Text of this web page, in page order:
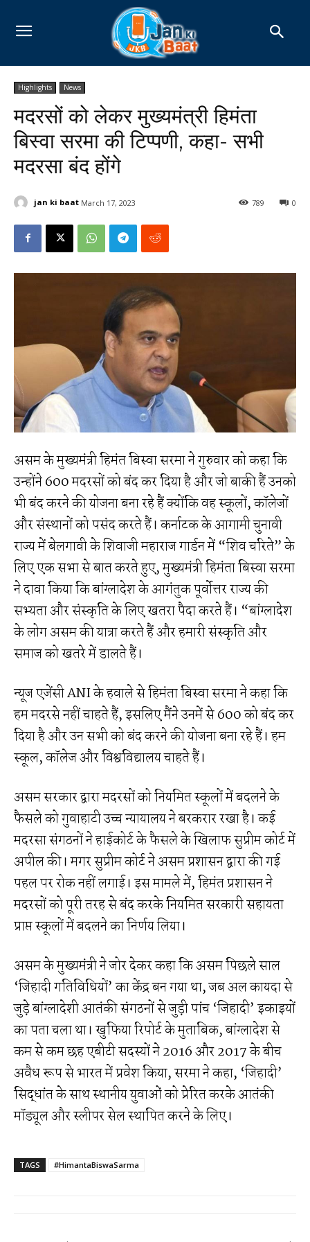
Highlights News
मदरसों को लेकर मुख्यमंत्री हिमंता
बिस्वा सरमा की टिप्पणी, कहा- सभी
मदरसा बंद होंगे
jan ki baat March 17, 2023 0
789
असम के मुख्यमंत्री हिमंत बिस्वा सरमा ने गुरुवार को कहा कि
उन्होंने 600 मदरसों को बंद कर दिया है और जो बाकी हैं उनको
भी बंद करने की योजना बना रहे हैं क्योंकि वह स्कूलों, कॉलेजों
और संस्थानों को पसंद करते हैं। कर्नाटक के आगामी चुनावी
राज्य में बेलगावी के शिवाजी महाराज गार्डन में “शिव चरिते” के
लिए एक सभा से बात करते हुए, मुख्यमंत्री हिमंता बिस्वा सरमा
ने दावा किया कि बांग्लादेश के आगंतुक पूर्वोत्तर राज्य की
सभ्यता और संस्कृति के लिए खतरा पैदा करते हैं। “बांग्लादेश
के लोग असम की यात्रा करते हैं और हमारी संस्कृति और
समाज को खतरे में डालते हैं।
न्यूज एजेंसी ANI के हवाले से हिमंता बिस्वा सरमा ने कहा कि
हम मदरसे नहीं चाहते हैं, इसलिए मैंने उनमें से 600 को बंद कर
दिया है और उन सभी को बंद करने की योजना बना रहे हैं। हम
स्कूल, कॉलेज और विश्वविद्यालय चाहते हैं।
असम सरकार द्वारा मदरसों को नियमित स्कूलों में बदलने के
फैसले को गुवाहाटी उच्च न्यायालय ने बरकरार रखा है। कई
मदरसा संगठनों ने हाईकोर्ट के फैसले के खिलाफ सुप्रीम कोर्ट में
अपील की। मगर सुप्रीम कोर्ट ने असम प्रशासन द्वारा की गई
पहल पर रोक नहीं लगाई। इस मामले में, हिमंत प्रशासन ने
मदरसों को पूरी तरह से बंद करके नियमित सरकारी सहायता
प्राप्त स्कूलों में बदलने का निर्णय लिया।
असम के मुख्यमंत्री ने जोर देकर कहा कि असम पिछले साल
‘जिहादी गतिविधियों’ का केंद्र बन गया था, जब अल कायदा से
जुड़े बांग्लादेशी आतंकी संगठनों से जुड़ी पांच ‘जिहादी’ इकाइयों
का पता चला था। खुफिया रिपोर्ट के मुताबिक, बांग्लादेश से
कम से कम छह एबीटी सदस्यों ने 2016 और 2017 के बीच
अवैध रूप से भारत में प्रवेश किया, सरमा ने कहा, ‘जिहादी’
सिद्धांत के साथ स्थानीय युवाओं को प्रेरित करके आतंकी
मॉड्यूल और स्लीपर सेल स्थापित करने के लिए।
TAGS #HimantaBiswaSarma